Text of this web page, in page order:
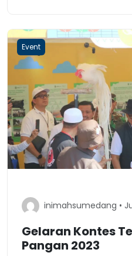
Event
inimahsumedang •
Gelaran Kontes
Pangan 2023